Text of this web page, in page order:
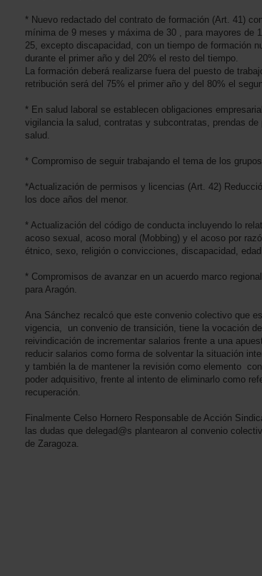
* Nuevo redactado del contrato de formación (Art. 41)
mínima de 9 meses y máxima de 30 , para mayores de
25, excepto discapacidad, con un tiempo de formación
durante el primer año y del 20% el resto del tiempo.
La formación deberá realizarse fuera del puesto de
retribución será del 75% el primer año y del 80% el
* En salud laboral se establecen obligaciones
vigilancia la salud, contratas y subcontratas, prendas de
salud.
* Compromiso de seguir trabajando el tema de los
*Actualización de permisos y licencias (Art. 42)
los doce años del menor.
* Actualización del código de conducta incluyendo lo
acoso sexual, acoso moral (Mobbing) y el acoso por
étnico, sexo, religión o convicciones, discapacidad,
* Compromisos de avanzar en un acuerdo marco
para Aragón.
Ana Sánchez recalcó que este convenio colectivo que
vigencia, un convenio de transición, tiene la vocación
reivindicación de incrementar salarios frente a una
reducir salarios como forma de solventar la situación
y también la de mantener la revisión como elemento
poder adquisitivo, frente al intento de eliminarlo como
recuperación.
Finalmente Celso Hornero Responsable de Acción
las dudas que delegad@s plantearon al convenio
de Zaragoza.